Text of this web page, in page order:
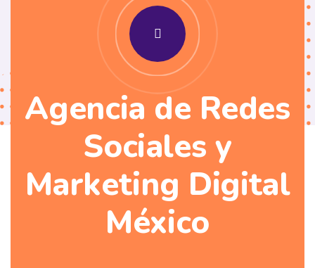
Agencia de Redes
Sociales y
Marketing Digital
México